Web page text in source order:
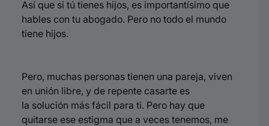
Así que si tú tienes hijos, es importantísimo que
hables con tu abogado. Pero no todo el mundo
tiene hijos.
Pero, muchas personas tienen una pareja, viven
en unión libre, y de repente casarte es
la solución más fácil para ti. Pero hay que
quitarse ese estigma que a veces tenemos, me